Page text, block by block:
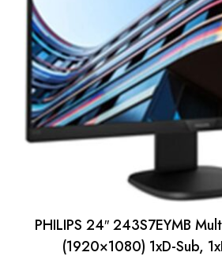
PHILIPS 24″ 243S7EYMB
(1920×1080) 1xD-Sub,